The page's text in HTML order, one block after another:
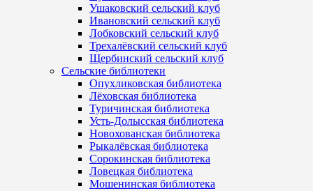
Ушаковский сельский клуб
Ивановский сельский клуб
Лобковский сельский клуб
Трехалёвский сельский клуб
Щербинский сельский клуб
Сельские библиотеки
Опухликовская библиотека
Лёховская библиотека
Туричинская библиотека
Усть-Долысская библиотека
Новохованская библиотека
Рыкалёвская библиотека
Сорокинская библиотека
Ловецкая библиотека
Мошенинская библиотека